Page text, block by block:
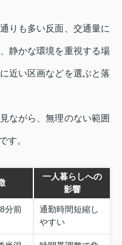
りも多い反面、交通量に
静かな環境を重視する場
近い区画などを選ぶと落
ながら、無理のない範囲
す。
一人暮らしへの
影響
分前
通勤時間短縮し
やすい